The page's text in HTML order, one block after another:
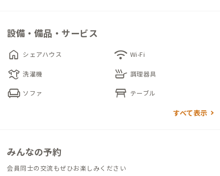
ビニやスーパーが徒歩10分圏内にあり、自炊・外食どちらも便
利です。
玄関を入ると左手に共有スペースであるリビング・ダイニン
ーがあり、家守や他の会員との交流の時間をより楽しく過ごツー
リモートワークに集中できます。リビングにも作業用テーブルが
ありますので、用途や気分で使い分けもできます。
設備・備品・サービス
home シェアハウス wifi Wi-Fi
laundry 洗濯機 skillet 調理器具
chair ソファ table_restaurant テーブル
すべて表示
みんなの予約
会員同士の交流もぜひお楽しみください